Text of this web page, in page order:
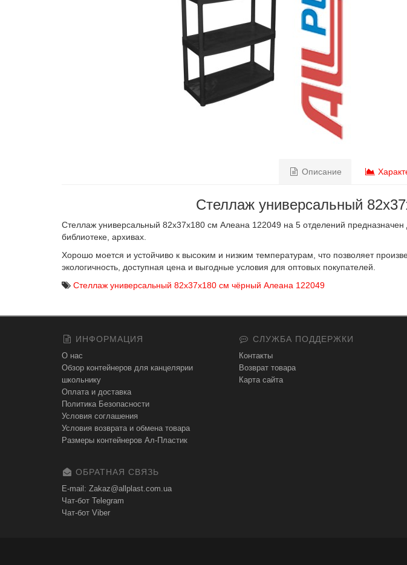
Описание
Стеллаж универсальный
Стеллаж универсальный 82х37х180 см Алеана 122049 на 5 отделений
библиотеке, архивах.
Хорошо моется и устойчиво к высоким и низким температурам, что позволяет
экологичность, доступная цена и выгодные условия для оптовых покупателей.
Стеллаж универсальный 82х37х180 см чёрный Алеана 122049
ИНФОРМАЦИЯ
О нас
Обзор контейнеров для канцелярии
школьнику
Оплата и доставка
Политика Безопасности
Условия соглашения
Условия возврата и обмена товара
Размеры контейнеров Ал-Пластик
СЛУЖБА ПОДДЕРЖКИ
Контакты
Возврат товара
Карта сайта
ОБРАТНАЯ СВЯЗЬ
E-mail: Zakaz@allplast.com.ua
Чат-бот Telegram
Чат-бот Viber